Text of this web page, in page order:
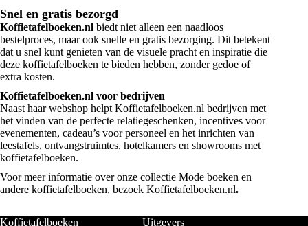
Snel en gratis bezorgd
Koffietafelboeken.nl biedt niet alleen een naadloos
bestelproces, maar ook snelle en gratis bezorging. Dit betekent
dat u snel kunt genieten van de visuele pracht en inspiratie die
deze koffietafelboeken te bieden hebben, zonder gedoe of
extra kosten.
Koffietafelboeken.nl voor bedrijven
Naast haar webshop helpt Koffietafelboeken.nl bedrijven met
het vinden van de perfecte relatiegeschenken, incentives voor
evenementen, cadeau’s voor personeel en het inrichten van
leestafels, ontvangstruimtes, hotelkamers en showrooms met
koffietafelboeken.
Voor meer informatie over onze collectie Mode boeken en
andere koffietafelboeken, bezoek Koffietafelboeken.nl.
Koffietafelboeken
Uitgevers